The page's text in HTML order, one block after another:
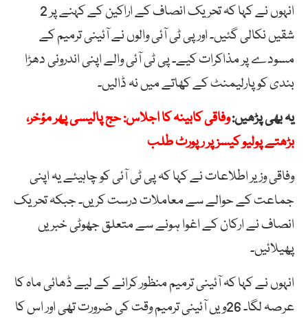
انہوں نے کہا کہ تحریک انصاف کے اراکین کے کہنے پر 2
شقیں نکالی گئیں۔ اور پی ٹی آئی والوں نے آئینی ترمیم کے
مسودے پر مذاکرات کیے۔ پی ٹی آئی والے اپنی اندرونی دھڑا
بندی کو پارلیمنٹ کے کھاتے میں نہ ڈالیں۔
یہ بھی پڑھیں:وفاقی کابینہ کا اجلاس: حج پالیسی پھر مؤخر،
بڑھتے پولیو کیسز پر رپورٹ طلب
وفاقی وزیر اطلاعات نے کہا کہ پی ٹی آئی کو چاہیئے یہ اپنی
جماعت کے حوالے سے معاملات درست کریں۔ جبکہ تحریک
انصاف نے ارکان کے اغوا ہونے سے متعلق جھوٹی خبریں
پھیلائیں۔
انہوں نے کہا کہ آئینی ترمیم منظور کرانے کے لیے ڈھائی ماہ کا
عرصہ لگا۔ 26ویں آئینی ترمیم وقت کی ضرورت تھی اور اس کا